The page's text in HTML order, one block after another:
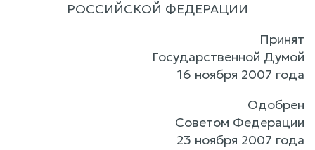
РОССИЙСКОЙ ФЕДЕРАЦИИ
Принят
Государственной Думой
16 ноября 2007 года
Одобрен
Советом Федерации
23 ноября 2007 года